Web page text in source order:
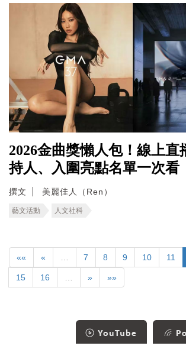
2026金曲獎懶人包！線上直
持人、入圍亮點名單一次看
撰文 美麗佳人（Ren）
藝文活動 人文社科
«« « 7 8 9 10 11
15 16 » »»